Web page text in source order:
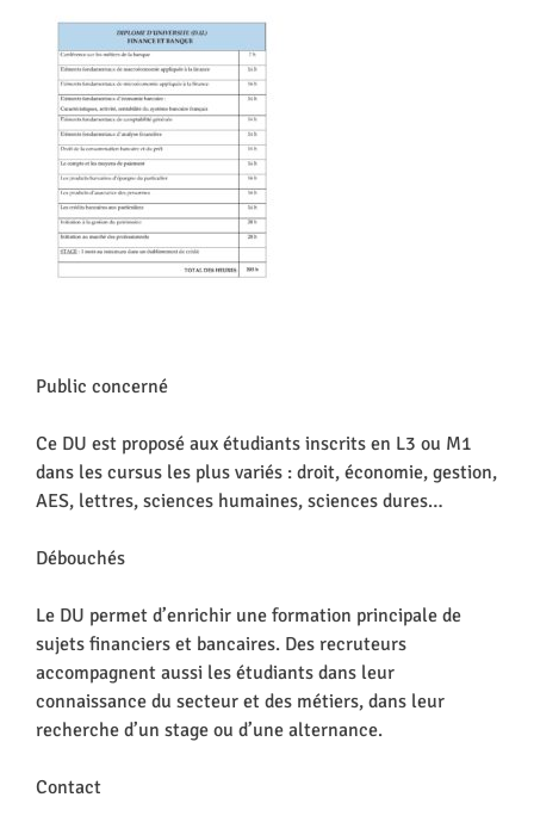
Public concerné
Ce DU est proposé aux étudiants inscrits en L3 ou M1
dans les cursus les plus variés : droit, économie, gestion,
AES, lettres, sciences humaines, sciences dures…
Débouchés
Le DU permet d’enrichir une formation principale de
sujets financiers et bancaires. Des recruteurs
accompagnent aussi les étudiants dans leur
connaissance du secteur et des métiers, dans leur
recherche d’un stage ou d’une alternance.
Contact